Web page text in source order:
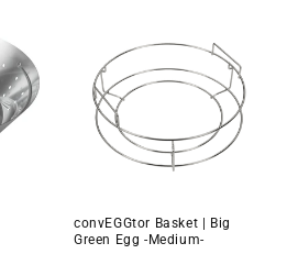
convEGGtor Basket | Big
Green Egg -Medium-